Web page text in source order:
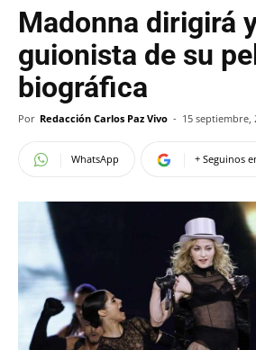
Madonna dirigirá
guionista de su
biográfica
Por Redacción Carlos Paz Vivo - 15 septiembre,
WhatsApp + Seguinos